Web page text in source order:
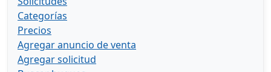
Categorías
Precios
Agregar anuncio de venta
Agregar solicitud